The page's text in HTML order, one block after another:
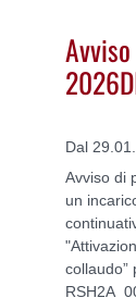
Dal
Avviso di
un
collaudo”